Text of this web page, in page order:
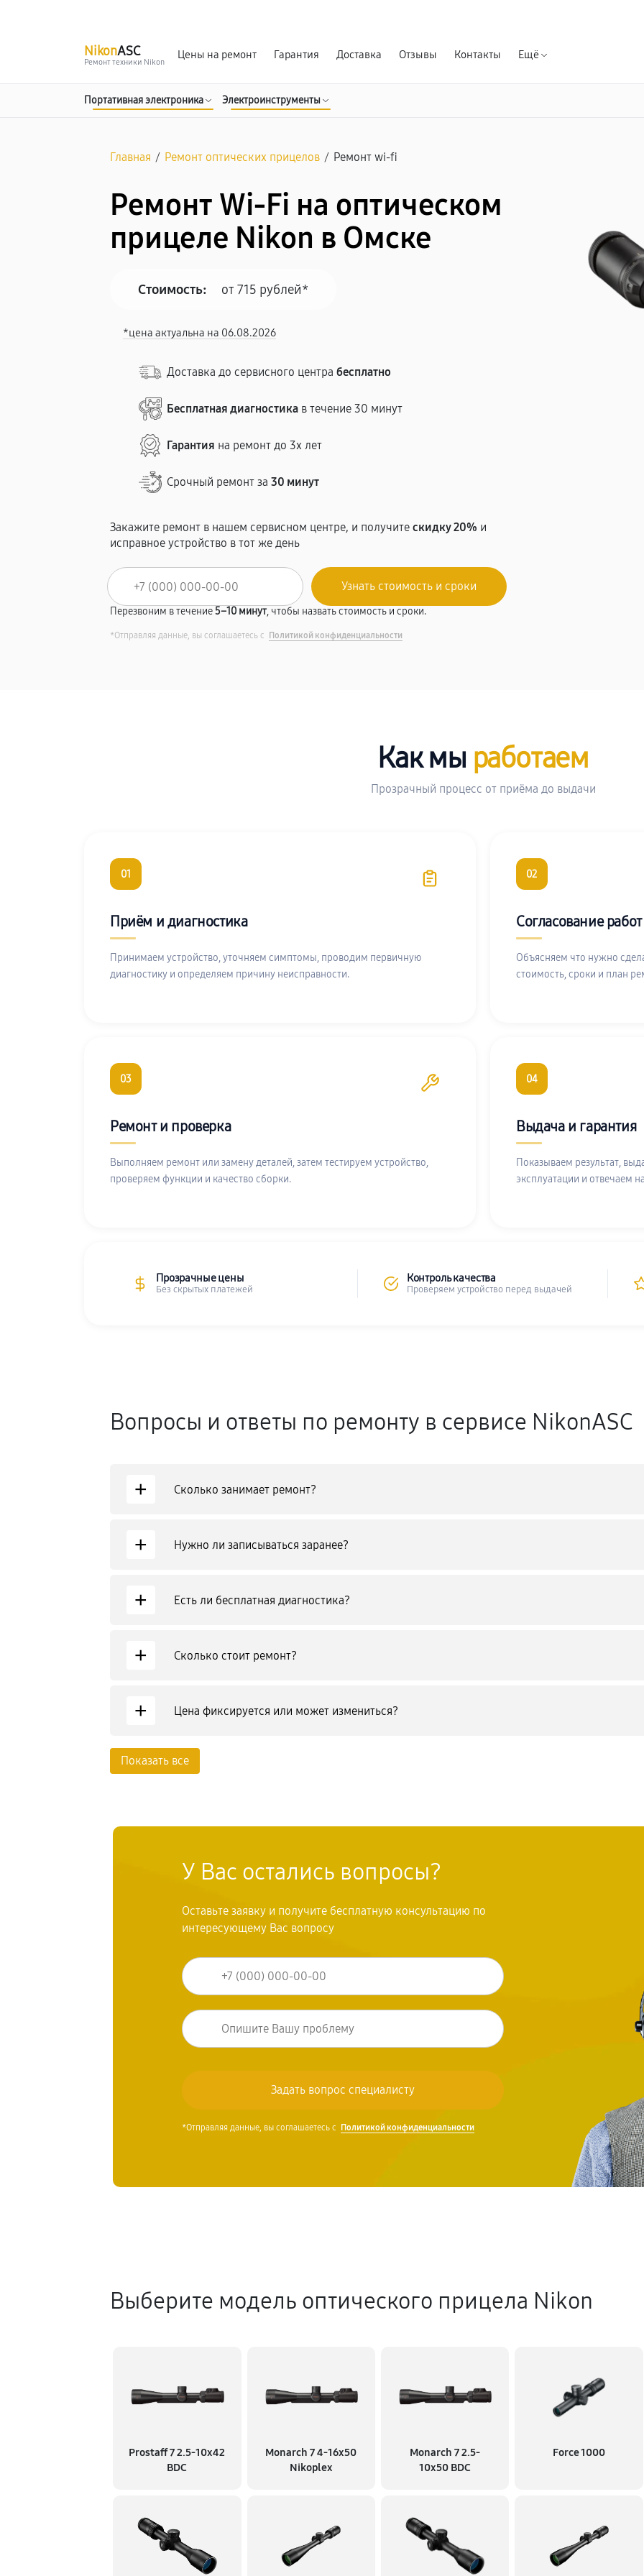
NikonASC
Ремонт техники Nikon
Цены на ремонт Гарантия Доставка Отзывы Контакты Ещё
Портативная электроника Электроинструменты
Главная / Ремонт оптических прицелов / Ремонт wi-fi
Ремонт Wi-Fi на оптическом
прицеле Nikon в Омске
Стоимость: от 715 рублей*
*цена актуальна на 06.08.2026
Доставка до сервисного центрабесплатно
Бесплатная диагностика в течение 30 минут
Гарантия на ремонт до 3х лет
Срочный ремонт за30 минут
Закажите ремонт в нашем сервисном центре, и получитескидку 20% и
исправное устройство в тот же день
Перезвоним в течение5–10 минут, чтобы назвать стоимость и сроки.
*Отправляя данные, вы соглашаетесь с Политикой конфиденциальности
Как мы работаем
Прозрачный процесс от приёма до выдачи
01
Приём и диагностика
Принимаем устройство, уточняем симптомы, проводим первичную
диагностику и определяем причину неисправности.
02
Согласование работ
Объясняем что нужно
стоимость, сроки и план
03
Ремонт и проверка
Выполняем ремонт или замену деталей, затем тестируем устройство,
проверяем функции и качество сборки.
04
Выдача и гарантия
Показываем результат,
эксплуатации и отвечаем
Прозрачные цены
Без скрытых платежей
Контроль качества
Проверяем устройство перед выдачей
Вопросы и ответы по ремонту в сервисе NikonASC
+ Сколько занимает ремонт?
+ Нужно ли записываться заранее?
+ Есть ли бесплатная диагностика?
+ Сколько стоит ремонт?
+ Цена фиксируется или может измениться?
Показать все
У Вас остались вопросы?
Оставьте заявку и получите бесплатную консультацию по
интересующему Вас вопросу
*Отправляя данные, вы соглашаетесь с Политикой конфиденциальности
Выберите модель оптического прицела Nikon
Prostaff 7 2.5-10x42
BDC
Monarch 7 4-16x50
Nikoplex
Monarch 7 2.5-
10x50 BDC
Force 1000